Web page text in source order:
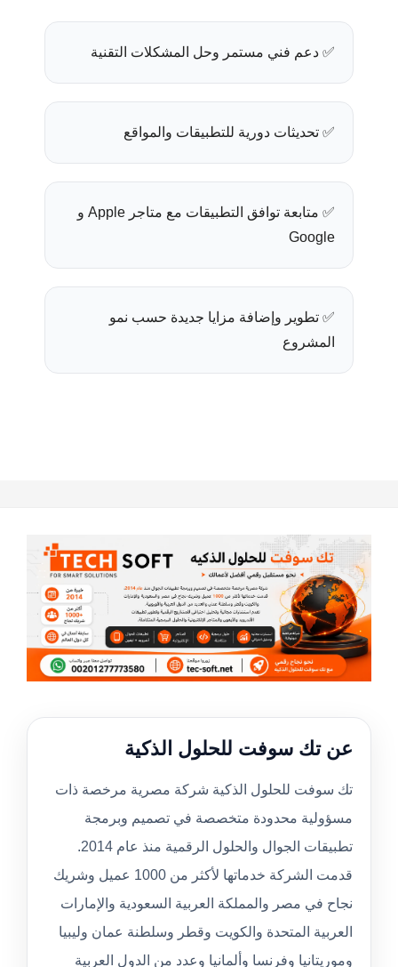
✅ دعم فني مستمر وحل المشكلات التقنية
✅ تحديثات دورية للتطبيقات والمواقع
✅ متابعة توافق التطبيقات مع متاجر Apple و
Google
✅ تطوير وإضافة مزايا جديدة حسب نمو
المشروع
عن تك سوفت للحلول الذكية
تك سوفت للحلول الذكية شركة مصرية مرخصة ذات
مسؤولية محدودة متخصصة في تصميم وبرمجة
تطبيقات الجوال والحلول الرقمية منذ عام 2014.
قدمت الشركة خدماتها لأكثر من 1000 عميل وشريك
نجاح في مصر والمملكة العربية السعودية والإمارات
العربية المتحدة والكويت وقطر وسلطنة عمان وليبيا
وموريتانيا وفرنسا وألمانيا وعدد من الدول العربية